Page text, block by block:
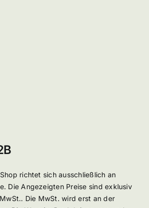
richtet sich ausschließlich an
Die Angezeigten Preise sind exklusiv
Die MwSt. wird erst an der